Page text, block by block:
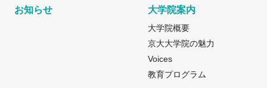
お知らせ 大学院案内
大学院概要
京大大学院の魅力
Voices
教育プログラム